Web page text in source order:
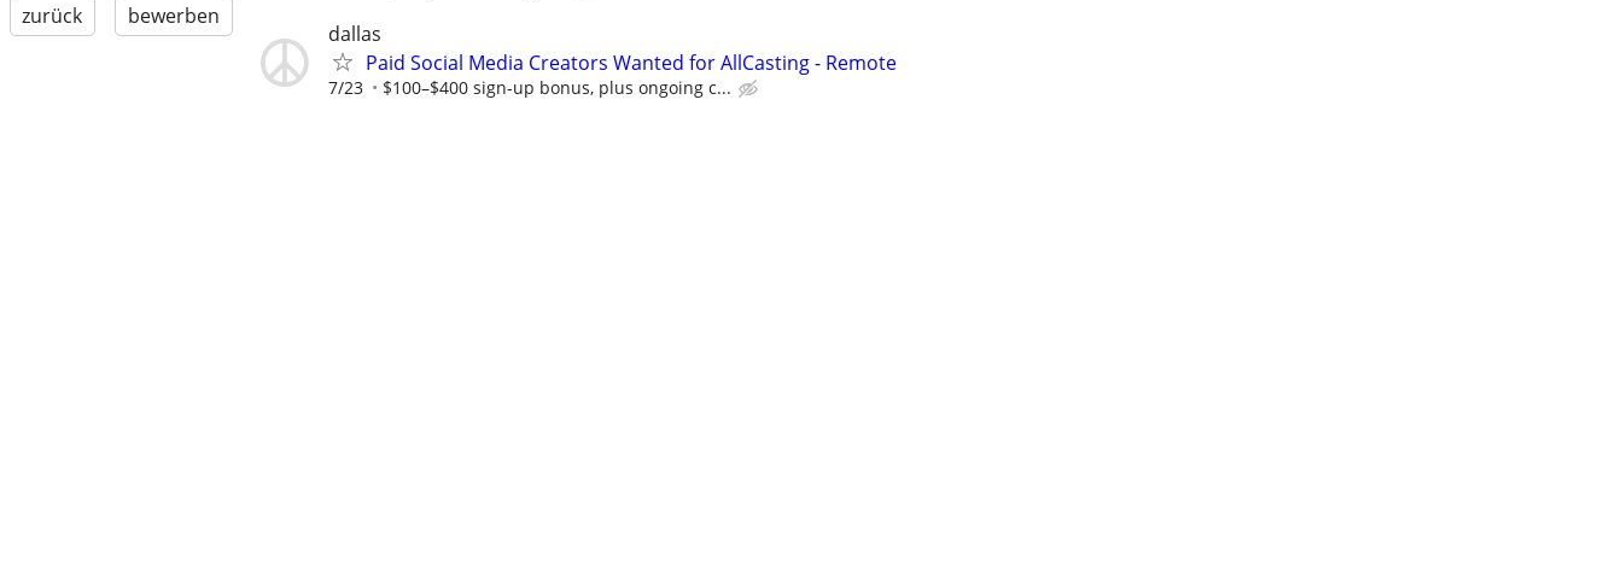
zurück bewerben
dallas
Paid Social Media Creators Wanted for AllCasting - Remote
7/23 $100–$400 sign-up bonus, plus ongoing c...